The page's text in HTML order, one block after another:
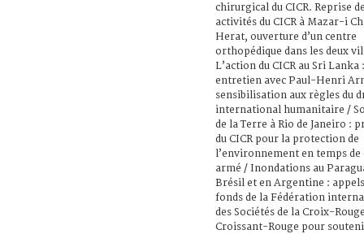
chirurgical du CICR. Reprise
activités du CICR à Mazar-i
Herat, ouverture d’un centre
orthopédique dans les deux
L’action du CICR au Sri Lanka :
entretien avec Paul-Henri
sensibilisation aux règles du
international humanitaire /
de la Terre à Rio de Janeiro :
du CICR pour la protection de
l’environnement en temps
armé / Inondations au
Brésil et en Argentine :
fonds de la Fédération
des Sociétés de la Croix-
Croissant-Rouge pour